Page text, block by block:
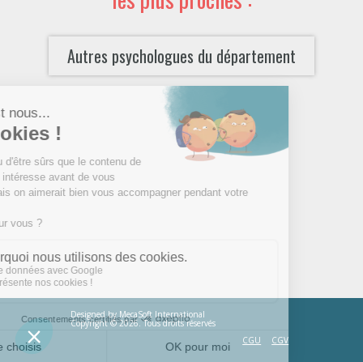
Autres psychologues du département
Designed by MecaSoft International
Copyright © 2026. Tous droits réservés
CGU
CGV